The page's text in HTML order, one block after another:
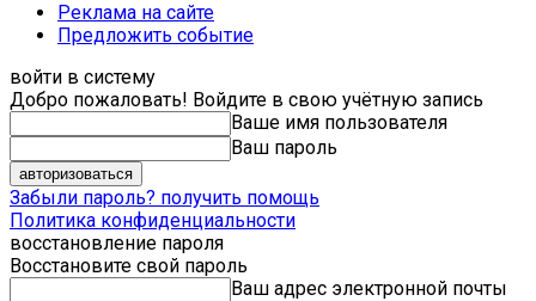
Реклама на сайте
Предложить событие
войти в систему
Добро пожаловать! Войдите в свою учётную запись
Ваше имя пользователя
Ваш пароль
Забыли пароль? получить помощь
Политика конфиденциальности
восстановление пароля
Восстановите свой пароль
Ваш адрес электронной почты